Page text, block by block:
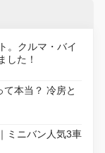
。クルマ・バイ
した！
て本当？ 冷房と
ミニバン人気3車